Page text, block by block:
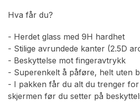
Hva får du?
- Herdet glass med 9H hardhet
- Stilige avrundede kanter (2.5D
- Beskyttelse mot fingeravtrykk
- Superenkelt å påføre, helt uten
- I pakken får du alt du trenger
skjermen før du setter på